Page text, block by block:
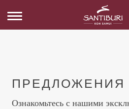
ПРЕДЛОЖЕНИЯ
Ознакомьтесь с нашими